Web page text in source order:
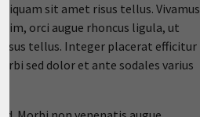
sit amet risus tellus. Vivamus
orci augue rhoncus ligula, ut
tellus. Integer placerat efficitur
sed dolor et ante sodales varius